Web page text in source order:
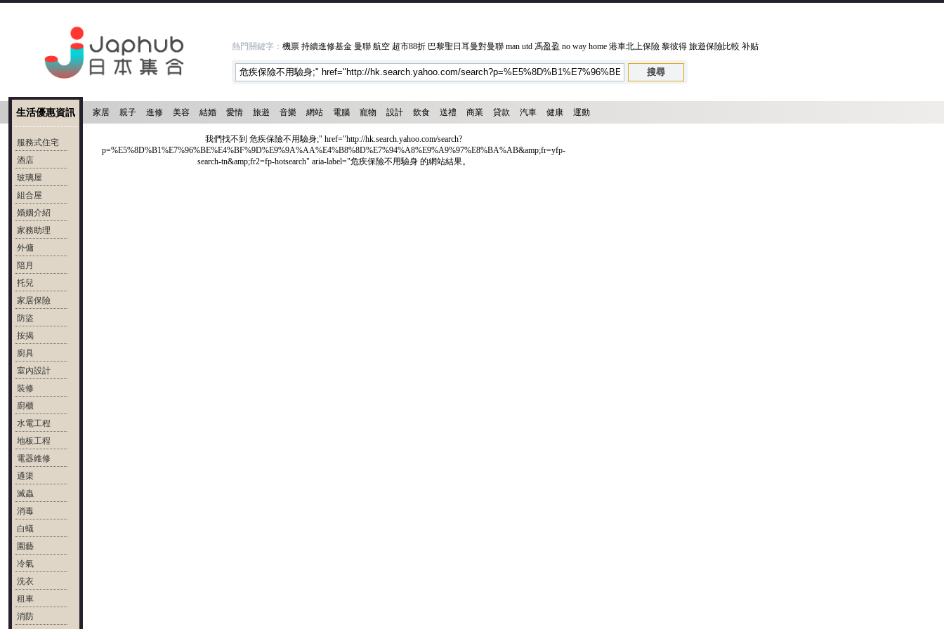
熱門關鍵字： 機票 持續進修基金 曼聯 航空 超市88折 巴黎聖日耳曼對曼聯 man utd 馮盈盈 no way home 港車北上保險 黎彼得 旅遊保險比較 补贴
家居 親子 進修 美容 結婚 愛情 旅遊 音樂 網站 電腦 寵物 設計 飲食 送禮 商業 貸款 汽車 健康 運動
生活優惠資訊
服務式住宅
酒店
玻璃屋
組合屋
婚姻介紹
家務助理
外傭
陪月
托兒
家居保險
防盜
按揭
廚具
室內設計
裝修
廚櫃
水電工程
地板工程
電器維修
通渠
滅蟲
消毒
白蟻
園藝
冷氣
洗衣
租車
消防
我們找不到 危疾保險不用驗身;" href="http://hk.search.yahoo.com/search?
p=%E5%8D%B1%E7%96%BE%E4%BF%9D%E9%9A%AA%E4%B8%8D%E7%94%A8%E9%A9%97%E8%BA%AB&amp;fr=yfp-
search-tn&amp;fr2=fp-hotsearch" aria-label="危疾保險不用驗身 的網站結果。